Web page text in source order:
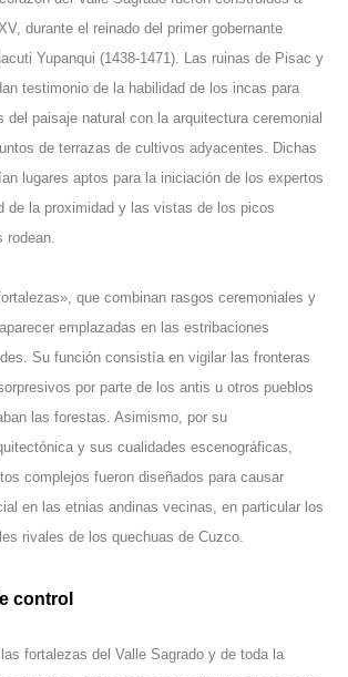
durante el reinado del primer gobernante
Yupanqui (1438-1471). Las ruinas de Pisac y
testimonio de la habilidad de los incas para
del paisaje natural con la arquitectura ceremonial
de terrazas de cultivos adyacentes. Dichas
lugares aptos para la iniciación de los expertos
de la proximidad y las vistas de los picos
rodean.
que combinan rasgos ceremoniales y
emplazadas en las estribaciones
Su función consistía en vigilar las fronteras
por parte de los antis u otros pueblos
las forestas. Asimismo, por su
y sus cualidades escenográficas,
complejos fueron diseñados para causar
en las etnias andinas vecinas, en particular los
rivales de los quechuas de Cuzco.
control
las fortalezas del Valle Sagrado y de toda la